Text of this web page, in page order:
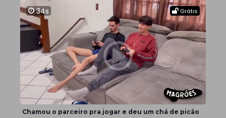
34s Grátis
Chamou o parceiro pra jogar e deu um chá de picão